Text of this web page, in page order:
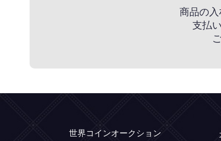
商品の
支払
世界コインオークション